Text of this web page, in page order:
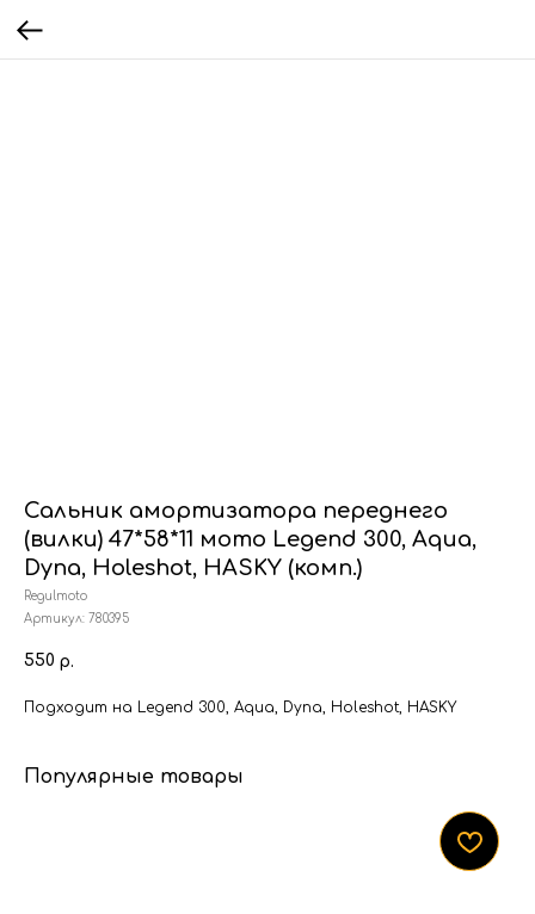
Сальник амортизатора переднего
(вилки) 47*58*11 мото Legend 300, Aqua,
Dyna, Holeshot, HASKY (комп.)
Regulmoto
Артикул: 780395
550 р.
Подходит на Legend 300, Aqua, Dyna, Holeshot, HASKY
Популярные товары